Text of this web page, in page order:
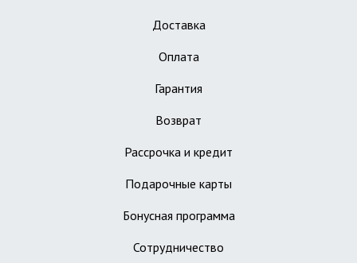
Доставка
Оплата
Гарантия
Возврат
Рассрочка и кредит
Подарочные карты
Бонусная программа
Сотрудничество